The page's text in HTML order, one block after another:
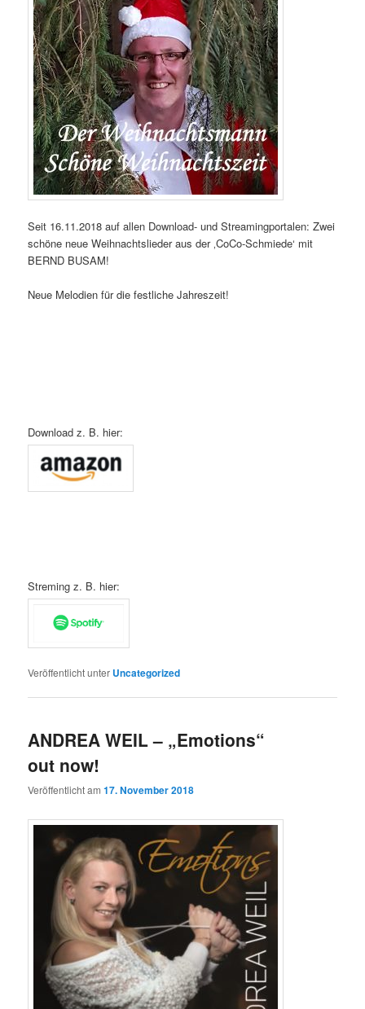
Seit 16.11.2018 auf allen Download- und Streamingportalen: Zwei
schöne neue Weihnachtslieder aus der ‚CoCo-Schmiede‘ mit
BERND BUSAM!
Neue Melodien für die festliche Jahreszeit!
Download z. B. hier:
Streming z. B. hier:
Veröffentlicht unter Uncategorized
ANDREA WEIL – „Emotions“
out now!
Veröffentlicht am17. November 2018